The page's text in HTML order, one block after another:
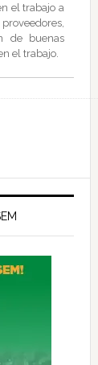
el trabajo a
de buenas
el trabajo.